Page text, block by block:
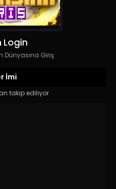
Login
Dünyasına Giriş
İmi
takip ediliyor